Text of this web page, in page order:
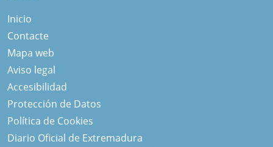
Inicio
Contacte
Mapa web
Aviso legal
Accesibilidad
Protección de Datos
Política de Cookies
Diario Oficial de Extremadura